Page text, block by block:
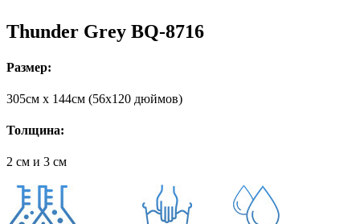
Thunder Grey BQ-8716
Размер:
305cм x 144cм (56х120 дюймов)
Толщина:
2 см и 3 см